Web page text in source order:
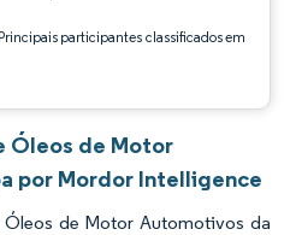
participantes classificados em
Óleos de Motor
por Mordor Intelligence
de Motor Automotivos da